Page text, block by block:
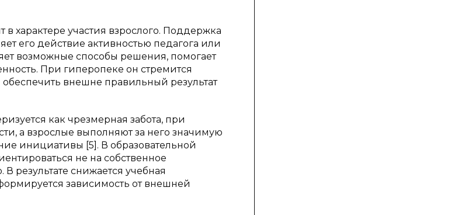
характере участия взрослого. Поддержка
его действие активностью педагога или
возможные способы решения, помогает
При гиперопеке он стремится
внешне правильный результат
как чрезмерная забота, при
а взрослые выполняют за него значимую
инициативы [5]. В образовательной
не на собственное
результате снижается учебная
зависимость от внешней